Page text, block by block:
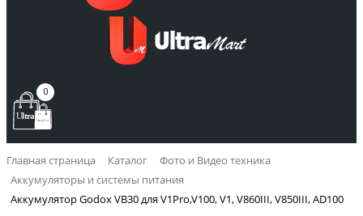
0
Главная страница Каталог
Фото и Видео техника
Аккумуляторы и системы питания
Аккумулятор Godox VB30 для V1Pro,V100, V1, V860III, V850III, AD100